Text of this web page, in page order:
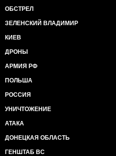
ОБСТРЕЛ
ЗЕЛЕНСКИЙ ВЛАДИМИР
КИЕВ
ДРОНЫ
АРМИЯ РФ
ПОЛЬША
РОССИЯ
УНИЧТОЖЕНИЕ
АТАКА
ДОНЕЦКАЯ ОБЛАСТЬ
ГЕНШТАБ ВС